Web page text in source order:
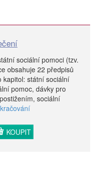
sociální pomoci (tzv.
obsahuje 22 předpisů
kapitol: státní sociální
pomoc, dávky pro
sociální
KOUPIT